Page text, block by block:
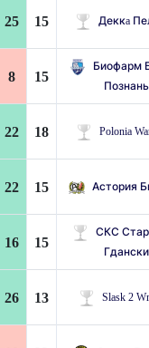
25 15 Деккa
8 15
Биофарм
Познань
22 18 Polonia
22 15 Астория
16 15
СКС
Гдански
26 13 Slask 2